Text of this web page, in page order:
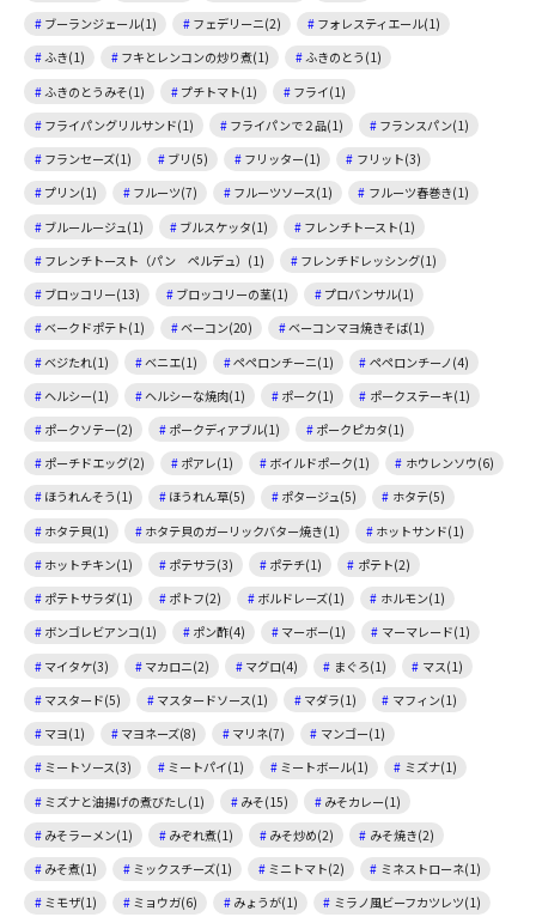
ブーランジェール(1)
フェデリーニ(2)
フォレスティエール(1)
ふき(1)
フキとレンコンの炒り煮(1)
ふきのとう(1)
ふきのとうみそ(1)
プチトマト(1)
フライ(1)
フライパングリルサンド(1)
フライパンで２品(1)
フランスパン(1)
フランセーズ(1)
ブリ(5) フリッター(1)
フリット(3)
プリン(1)
フルーツ(7) フルーツソース(1)
フルーツ春巻き(1)
ブルールージュ(1)
ブルスケッタ(1)
フレンチトースト(1)
フレンチトースト（パン ペルデュ）(1)
フレンチドレッシング(1)
ブロッコリー(13)
ブロッコリーの茎(1)
プロバンサル(1)
ベークドポテト(1)
ベーコン(20)
ベーコンマヨ焼きそば(1)
ベジたれ(1)
ベニエ(1) ペペロンチーニ(1)
ペペロンチーノ(4)
ヘルシー(1)
ヘルシーな焼肉(1) ポーク(1)
ポークステーキ(1)
ポークソテー(2)
ポークディアブル(1)
ポークピカタ(1)
ポーチドエッグ(2)
ポアレ(1) ボイルドポーク(1)
ホウレンソウ(6)
ほうれんそう(1)
ほうれん草(5) ポタージュ(5)
ホタテ(5)
ホタテ貝(1)
ホタテ貝のガーリックバター焼き(1)
ホットサンド(1)
ホットチキン(1)
ポテサラ(3) ポテチ(1)
ポテト(2)
ポテトサラダ(1)
ポトフ(2) ボルドレーズ(1)
ホルモン(1)
ボンゴレビアンコ(1)
ポン酢(4) マーボー(1)
マーマレード(1)
マイタケ(3)
マカロニ(2) マグロ(4) まぐろ(1)
マス(1)
マスタード(5)
マスタードソース(1) マダラ(1)
マフィン(1)
マヨ(1)
マヨネーズ(8) マリネ(7)
マンゴー(1)
ミートソース(3)
ミートパイ(1) ミートボール(1)
ミズナ(1)
ミズナと油揚げの煮びたし(1)
みそ(15)
みそカレー(1)
みそラーメン(1)
みぞれ煮(1) みそ炒め(2)
みそ焼き(2)
みそ煮(1)
ミックスチーズ(1) ミニトマト(2)
ミネストローネ(1)
ミモザ(1)
ミョウガ(6) みょうが(1)
ミラノ風ビーフカツレツ(1)